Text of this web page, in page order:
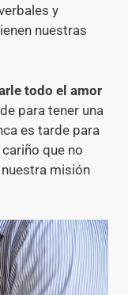
y
nuestras
todo el amor
para tener una
es tarde para
que no
misión